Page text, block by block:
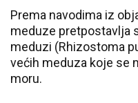
Prema navodima iz
meduze pretpostavlja
meduzi (Rhizostoma
većih meduza koje se
moru.